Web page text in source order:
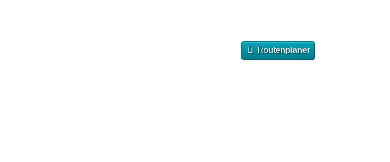
Routenplaner